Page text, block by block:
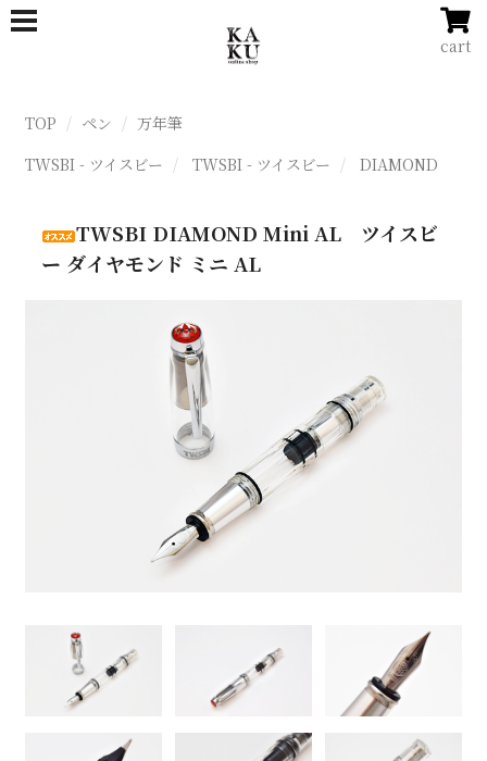
cart
TOP ペン
万年筆
TWSBI - ツイスビー
TWSBI - ツイスビー DIAMOND
TWSBI DIAMOND Mini AL ツイスビ
ー ダイヤモンド ミニ AL